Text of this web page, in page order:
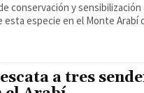
conservación y
especie en el Monte Arabí
a tres